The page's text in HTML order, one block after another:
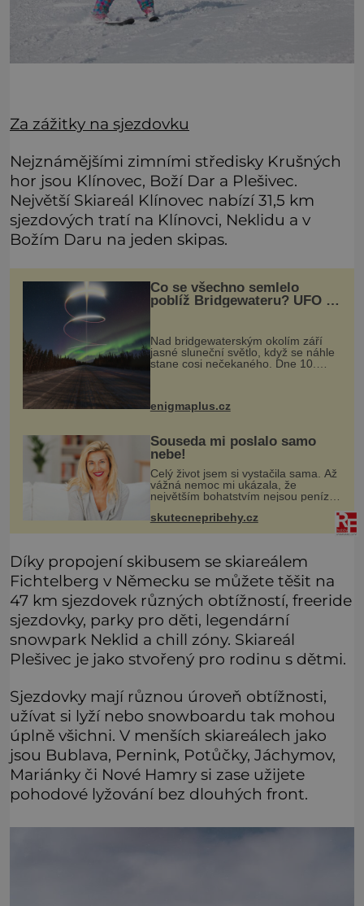
Za zážitky na sjezdovku
Nejznámějšími zimními středisky Krušných
hor jsou Klínovec, Boží Dar a Plešivec.
Největší Skiareál Klínovec nabízí 31,5 km
sjezdových tratí na Klínovci, Neklidu a v
Božím Daru na jeden skipas.
Co se všechno semlelo
poblíž Bridgewateru? UFO na
Nad bridgewaterským okolím září
jasné sluneční světlo, když se náhle
stane cosi nečekaného. Dne 10.
května roku 1760 v deset hodin
přeletu UFO
enigmaplus.cz
Souseda mi poslalo samo
nebe!
Celý život jsem si vystačila sama. Až
vážná nemoc mi ukázala, že
největším bohatstvím nejsou peníze
ochotný podat pomocnou ruku.
skutecnepribehy.cz
Díky propojení skibusem se skiareálem
Fichtelberg v Německu se můžete těšit na
47 km sjezdovek různých obtížností, freeride
sjezdovky, parky pro děti, legendární
snowpark Neklid a chill zóny. Skiareál
Plešivec je jako stvořený pro rodinu s dětmi.
Sjezdovky mají různou úroveň obtížnosti,
užívat si lyží nebo snowboardu tak mohou
úplně všichni. V menších skiareálech jako
jsou Bublava, Pernink, Potůčky, Jáchymov,
Mariánky či Nové Hamry si zase užijete
pohodové lyžování bez dlouhých front.